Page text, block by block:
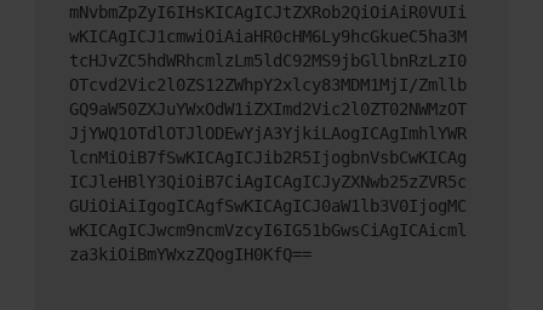
mNvbmZpZyI6IHsKICAgICJtZXRob2QiOiAiR0VUIi
wKICAgICJ1cmwiOiAiaHR0cHM6Ly9hcGkueC5ha3M
tcHJvZC5hdWRhcmlzLm5ldC92MS9jbGllbnRzLzI0
OTcvd2Vic2l0ZS12ZWhpY2xlcy83MDM1MjI/Zmllb
GQ9aW50ZXJuYWxOdW1iZXImd2Vic2l0ZT02NWMzOT
JjYWQ1OTdlOTJlODEwYjA3YjkiLAogICAgImhlYWR
lcnMiOiB7fSwKICAgICJib2R5IjogbnVsbCwKICAg
ICJleHBlY3QiOiB7CiAgICAgICJyZXNwb25zZVR5c
GUiOiAiIgogICAgfSwKICAgICJ0aW1lb3V0IjogMC
wKICAgICJwcm9ncmVzcyI6IG51bGwsCiAgICAicml
za3kiOiBmYWxzZQogIH0KfQ==